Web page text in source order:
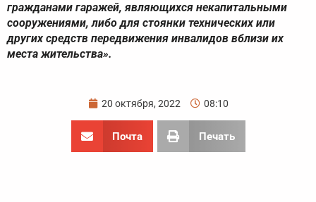
гражданами гаражей, являющихся некапитальными
сооружениями, либо для стоянки технических или
других средств передвижения инвалидов вблизи их
места жительства».
20 октября, 2022 08:10
Почта Печать